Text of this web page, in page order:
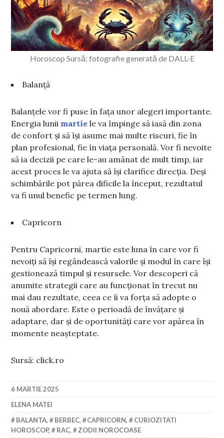
Horoscop Sursă: fotografie generată de DALL-E
Balanță
Balanțele vor fi puse în fața unor alegeri importante.
Energia lunii martie le va împinge să iasă din zona
de confort și să își asume mai multe riscuri, fie în
plan profesional, fie în viața personală. Vor fi nevoite
să ia decizii pe care le-au amânat de mult timp, iar
acest proces le va ajuta să își clarifice direcția. Deși
schimbările pot părea dificile la început, rezultatul
va fi unul benefic pe termen lung.
Capricorn
Pentru Capricorni, martie este luna în care vor fi
nevoiți să își regândească valorile și modul în care își
gestionează timpul și resursele. Vor descoperi că
anumite strategii care au funcționat în trecut nu
mai dau rezultate, ceea ce îi va forța să adopte o
nouă abordare. Este o perioadă de învățare și
adaptare, dar și de oportunități care vor apărea în
momente neașteptate.
Sursă: click.ro
6 MARTIE 2025
ELENA MATEI
BALANTA, BERBEC, CAPRICORN,
CURIOZITATI
HOROSCOP, RAC, ZODII NOROCOASE